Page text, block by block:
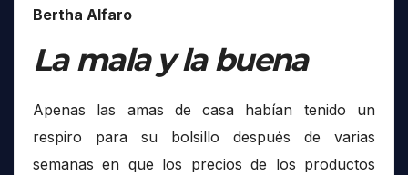
Bertha Alfaro
La mala y la buena
Apenas las amas de casa habían tenido un
respiro para su bolsillo después de varias
semanas en que los precios de los productos